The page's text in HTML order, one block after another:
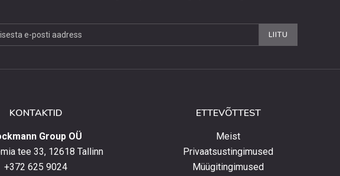
LIITU
KONTAKTID
Group OÜ
tee 33, 12618 Tallinn
+372 625 9024
ETTEVÕTTEST
Meist
Privaatsustingimused
Müügitingimused